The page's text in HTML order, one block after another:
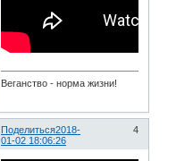
Веганство - норма жизни!
Поделиться 4
2018-
01-02 18:06:26